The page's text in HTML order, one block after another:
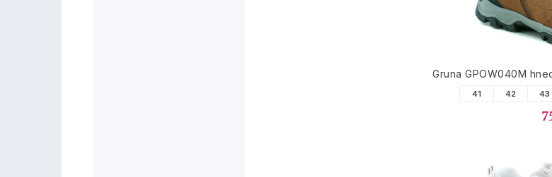
Gruna GPOW040M
41 42 43